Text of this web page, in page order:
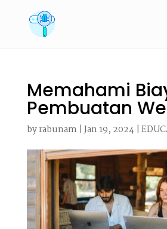
Memahami
Pembuatan
byrabunam |Jan 19, 2024|